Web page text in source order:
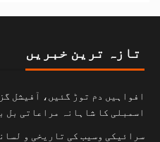
تازہ ترین خبریں
افواہیں دم توڑ گئیں، آفیشل
اسمبلی کا شاہانہ مراعاتی بل
سرائیکی وسیب کی تاریخی و